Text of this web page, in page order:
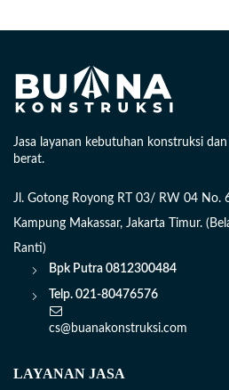
Jasa layanan kebutuhan konstruksi
berat.
Jl. Gotong Royong RT 03/ RW 04 No.
Kampung Makassar, Jakarta Timur.
Ranti)
Bpk Putra 0812300484
Telp. 021-80476576
cs@buanakonstruksi.com
LAYANAN JASA